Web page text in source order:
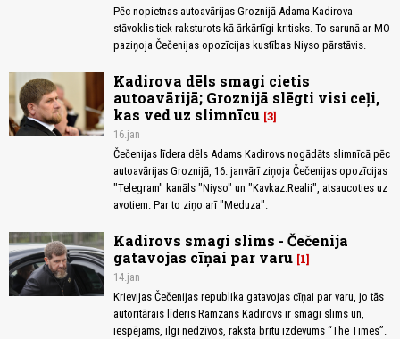
Pēc nopietnas autoavārijas Groznijā Adama Kadirova
stāvoklis tiek raksturots kā ārkārtīgi kritisks. To sarunā ar MO
paziņoja Čečenijas opozīcijas kustības Niyso pārstāvis.
Kadirova dēls smagi cietis
autoavārijā; Groznijā slēgti visi ceļi,
kas ved uz slimnīcu 3
16.jan
Čečenijas līdera dēls Adams Kadirovs nogādāts slimnīcā pēc
autoavārijas Groznijā, 16. janvārī ziņoja Čečenijas opozīcijas
"Telegram" kanāls "Niyso" un "Kavkaz.Realii", atsaucoties uz
avotiem. Par to ziņo arī "Meduza".
Kadirovs smagi slims - Čečenija
gatavojas cīņai par varu 1
14.jan
Krievijas Čečenijas republika gatavojas cīņai par varu, jo tās
autoritārais līderis Ramzans Kadirovs ir smagi slims un,
iespējams, ilgi nedzīvos, raksta britu izdevums “The Times”.